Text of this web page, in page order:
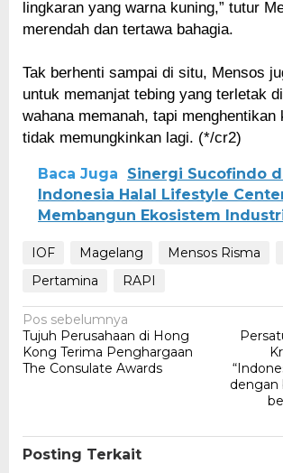
lingkaran yang warna kuning,” tutur
merendah dan tertawa bahagia.
Tak berhenti sampai di situ, Mensos
untuk memanjat tebing yang terletak
wahana memanah, tapi menghentikan
tidak memungkinkan lagi. (*/cr2)
Baca Juga
Sinergi Sucofindo
Indonesia Halal Lifestyle
Membangun Ekosistem Industri
IOF Magelang Mensos Risma
Pertamina
RAPI
Navigasi
pos
Pos sebelumnya
Tujuh Perusahaan di Hong
Kong Terima Penghargaan
The Consulate Awards
dengan
Posting Terkait